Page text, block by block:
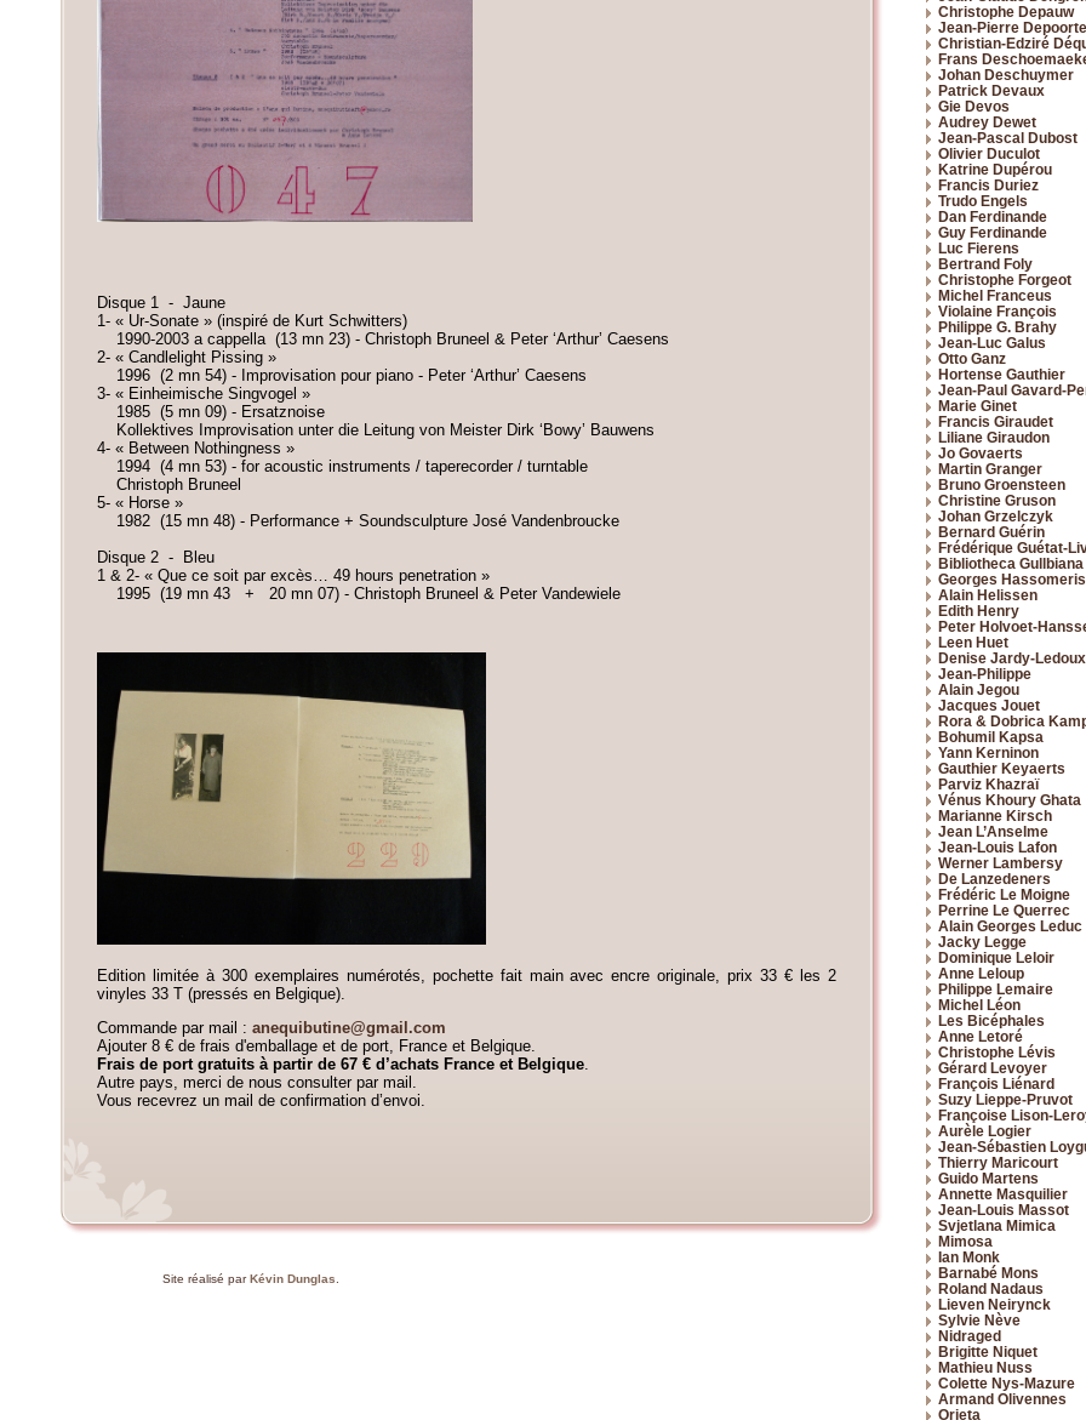
Disque 1 - Jaune
1- « Ur-Sonate » (inspiré de Kurt Schwitters)
1990-2003 a cappella (13 mn 23) - Christoph Bruneel & Peter ‘Arthur’ Caesens
2- « Candlelight Pissing »
1996 (2 mn 54) - Improvisation pour piano - Peter ‘Arthur’ Caesens
3- « Einheimische Singvogel »
1985 (5 mn 09) - Ersatznoise
Kollektives Improvisation unter die Leitung von Meister Dirk ‘Bowy’ Bauwens
4- « Between Nothingness »
1994 (4 mn 53) - for acoustic instruments / taperecorder / turntable
Christoph Bruneel
5- « Horse »
1982 (15 mn 48) - Performance + Soundsculpture José Vandenbroucke
Disque 2 - Bleu
1 & 2- « Que ce soit par excès… 49 hours penetration »
1995 (19 mn 43 + 20 mn 07) - Christoph Bruneel & Peter Vandewiele
Edition limitée à 300 exemplaires numérotés, pochette fait main avec encre originale, prix 33 € les 2
vinyles 33 T (pressés en Belgique).
Commande par mail : anequibutine@gmail.com
Ajouter 8 € de frais d'emballage et de port, France et Belgique.
Frais de port gratuits à partir de 67 € d’achats France et Belgique.
Autre pays, merci de nous consulter par mail.
Vous recevrez un mail de confirmation d’envoi.
Christophe Depauw
Jean-Pierre
Christian-Edziré
Frans
Johan Deschuymer
Patrick Devaux
Gie Devos
Audrey Dewet
Jean-Pascal Dubost
Olivier Duculot
Katrine Dupérou
Francis Duriez
Trudo Engels
Dan Ferdinande
Guy Ferdinande
Luc Fierens
Bertrand Foly
Christophe Forgeot
Michel Franceus
Violaine François
Philippe G. Brahy
Jean-Luc Galus
Otto Ganz
Hortense Gauthier
Jean-Paul Gavard-
Marie Ginet
Francis Giraudet
Liliane Giraudon
Jo Govaerts
Martin Granger
Bruno Groensteen
Christine Gruson
Johan Grzelczyk
Bernard Guérin
Frédérique Guétat-
Bibliotheca Gullbiana
Georges Hassomeris
Alain Helissen
Edith Henry
Peter Holvoet-
Leen Huet
Denise Jardy-Ledoux
Jean-Philippe
Alain Jegou
Jacques Jouet
Rora & Dobrica
Bohumil Kapsa
Yann Kerninon
Gauthier Keyaerts
Parviz Khazraï
Vénus Khoury Ghata
Marianne Kirsch
Jean L’Anselme
Jean-Louis Lafon
Werner Lambersy
De Lanzedeners
Frédéric Le Moigne
Perrine Le Querrec
Alain Georges Leduc
Jacky Legge
Dominique Leloir
Anne Leloup
Philippe Lemaire
Michel Léon
Les Bicéphales
Anne Letoré
Christophe Lévis
Gérard Levoyer
François Liénard
Suzy Lieppe-Pruvot
Françoise Lison-
Aurèle Logier
Jean-Sébastien
Thierry Maricourt
Guido Martens
Annette Masquilier
Jean-Louis Massot
Svjetlana Mimica
Mimosa
Ian Monk
Barnabé Mons
Roland Nadaus
Lieven Neirynck
Sylvie Nève
Nidraged
Brigitte Niquet
Mathieu Nuss
Colette Nys-Mazure
Armand Olivennes
Orieta
Site réalisé par Kévin Dunglas.